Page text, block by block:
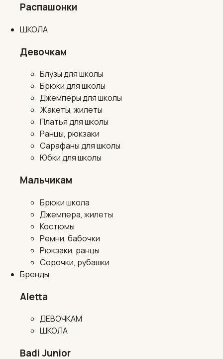
Распашонки
ШКОЛА
Девочкам
Блузы для школы
Брюки для школы
Джемперы для школы
Жакеты, жилеты
Платья для школы
Ранцы, рюкзаки
Сарафаны для школы
Юбки для школы
Мальчикам
Брюки школа
Джемпера, жилеты
Костюмы
Ремни, бабочки
Рюкзаки, ранцы
Сорочки, рубашки
Бренды
Aletta
ДЕВОЧКАМ
ШКОЛА
Badi Junior